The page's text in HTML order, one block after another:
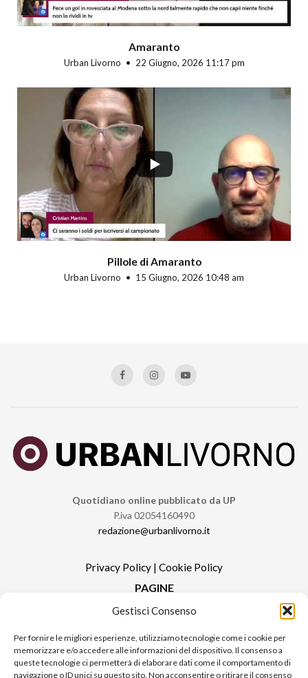
Gestisci Consenso
Per fornire le migliori esperienze, utilizziamo tecnologie come i cookie per
memorizzare e/o accedere alle informazioni del dispositivo. Il consenso a
queste tecnologie ci permetterà di elaborare dati come il comportamento di
navigazione o ID unici su questo sito. Non acconsentire o ritirare il consenso
Amaranto
Urban Livorno 22 Giugno, 2026 11:17 pm
Pillole di Amaranto
Urban Livorno 15 Giugno, 2026 10:48 am
Quotidiano online pubblicato da UP
P.iva 02054160490
redazione@urbanlivorno.it
Privacy Policy | Cookie Policy
PAGINE
Redazione
Contatti
Pubblicità
Sitemap